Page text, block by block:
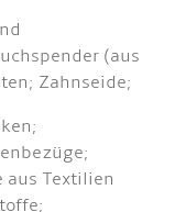
(aus
Zahnseide;
aus Textilien